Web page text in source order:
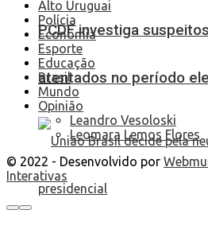
PCDF investiga
atentados no período
Alto Uruguai
Polícia
Economia
Esporte
Educação
Brasil
Mundo
Opinião
Leandro Vesoloski
Leomara Lemos Flores
© 2022 - Desenvolvido por
Interativas